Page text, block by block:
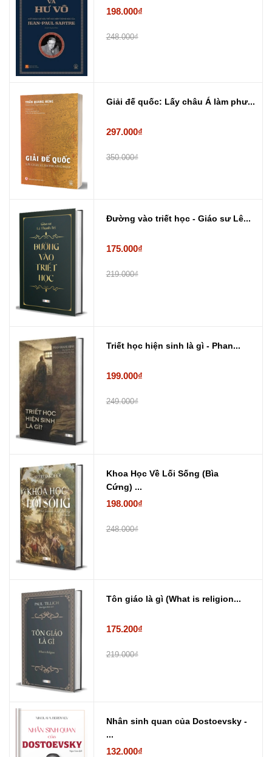
198.000₫
248.000₫
Giải đế quốc: Lấy châu Á làm phư...
297.000₫
350.000₫
Đường vào triết học - Giáo sư Lê...
175.000₫
219.000₫
Triết học hiện sinh là gì - Phan...
199.000₫
249.000₫
Khoa Học Về Lối Sống (Bìa
Cứng) ...
198.000₫
248.000₫
Tôn giáo là gì (What is religion...
175.200₫
219.000₫
Nhân sinh quan của Dostoevsky -
...
132.000₫